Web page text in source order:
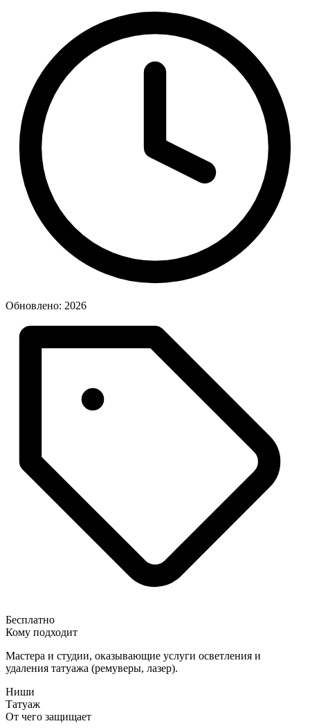
Обновлено: 2026
Бесплатно
Кому подходит
Мастера и студии, оказывающие услуги осветления и
удаления татуажа (ремуверы, лазер).
Ниши
Татуаж
От чего защищает